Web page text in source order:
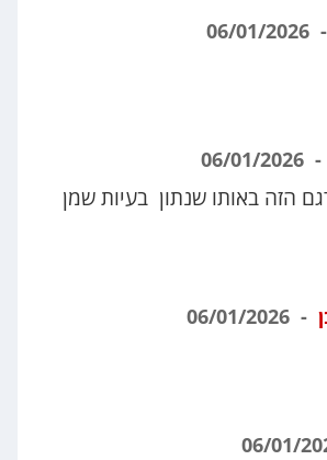
הזה באותו שנתון בעיות שמן